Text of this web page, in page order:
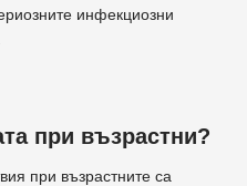
инфекциозни
при възрастни?
при възрастните са